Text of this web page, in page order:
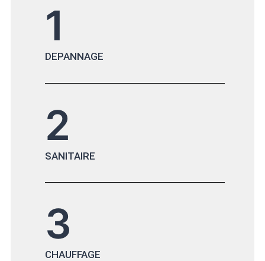
1
DEPANNAGE
2
SANITAIRE
3
CHAUFFAGE